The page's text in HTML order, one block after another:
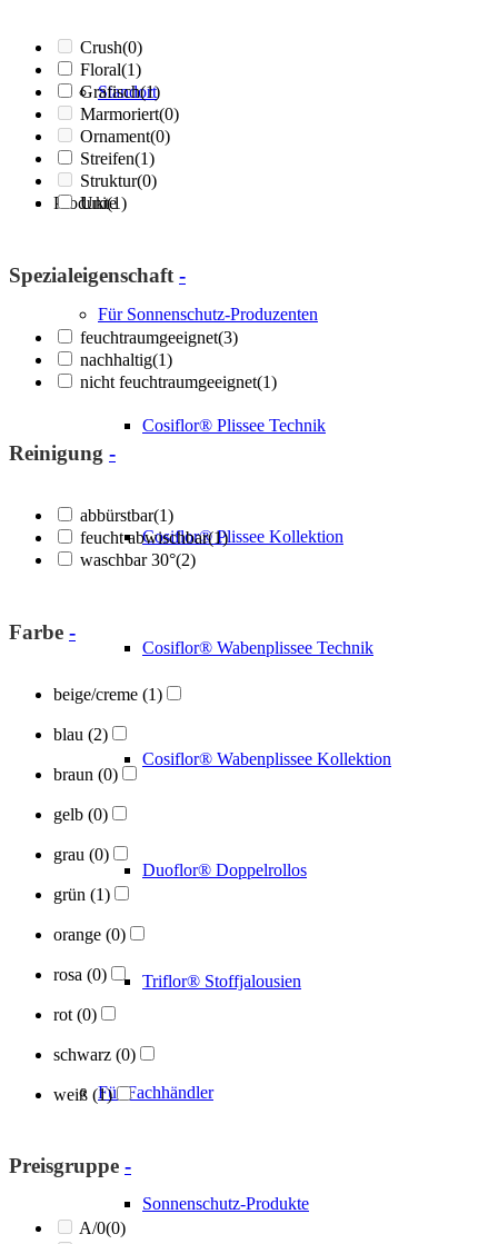
Standort
Produkte
Für Sonnenschutz-Produzenten
Cosiflor® Plissee Technik
Cosiflor® Plissee Kollektion
Cosiflor® Wabenplissee Technik
Cosiflor® Wabenplissee Kollektion
Duoflor® Doppelrollos
Triflor® Stoffjalousien
Für Fachhändler
Sonnenschutz-Produkte
Crush(0)
Floral(1)
Grafisch(1)
Marmoriert(0)
Ornament(0)
Streifen(1)
Struktur(0)
Uni(1)
Spezialeigenschaft -
feuchtraumgeeignet(3)
nachhaltig(1)
nicht feuchtraumgeeignet(1)
Reinigung -
abbürstbar(1)
feucht abwischbar(1)
waschbar 30°(2)
Farbe -
beige/creme (1)
blau (2)
braun (0)
gelb (0)
grau (0)
grün (1)
orange (0)
rosa (0)
rot (0)
schwarz (0)
weiß (1)
Preisgruppe -
A/0(0)